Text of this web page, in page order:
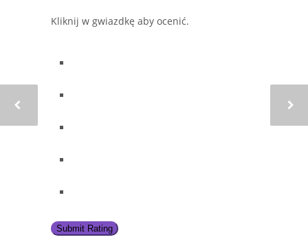
Kliknij w gwiazdkę aby ocenić.
Submit Rating